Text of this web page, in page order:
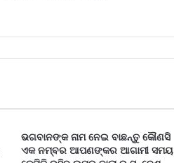
ଭଗବାନଙ୍କ ନାମ ନେଇ ବାଛନ୍ତୁ କୌଣସି
ଏକ ନମ୍ବର ଆପଣଙ୍କର ଆଗାମୀ ସମୟ